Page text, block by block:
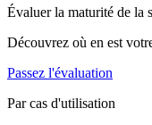
Évaluer la maturité de la
Découvrez où en est
Passez l'évaluation
Par cas d'utilisation